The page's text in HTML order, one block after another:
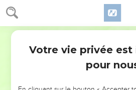
NE MANQUEZ PAS
Votre vie privée
pour